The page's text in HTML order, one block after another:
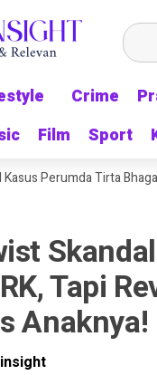
Crime
Film Sport
Crime
Film Sport
Tirta Bhagasasi
Tapi
Anaknya!